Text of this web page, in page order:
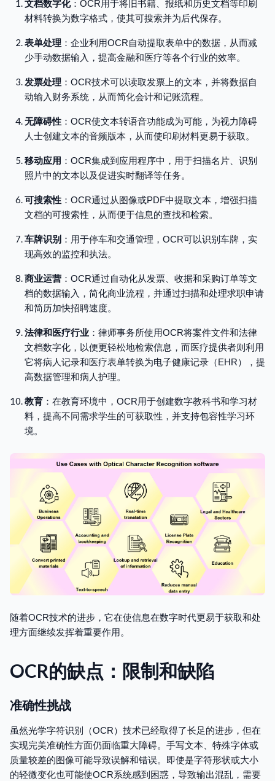
文档数字化：OCR用于将旧书籍、报纸和历史文档等印刷
材料转换为数字格式，使其可搜索并为后代保存。
表单处理 ：企业利用OCR自动提取表单中的数据，从而减
少手动数据输入，提高金融和医疗等各个行业的效率。
发票处理 ：OCR技术可以读取发票上的文本，并将数据自
动输入财务系统，从而简化会计和记账流程。
无障碍性 ：OCR使文本转语音功能成为可能，为视力障碍
人士创建文本的音频版本，从而使印刷材料更易于获取。
移动应用 ：OCR集成到应用程序中，用于扫描名片、识别
照片中的文本以及促进实时翻译等任务。
可搜索性 ：OCR通过从图像或PDF中提取文本，增强扫描
文档的可搜索性，从而便于信息的查找和检索。
车牌识别 ：用于停车和交通管理，OCR可以识别车牌，实
现高效的监控和执法。
商业运营 ：OCR通过自动化从发票、收据和采购订单等文
档的数据输入，简化商业流程，并通过扫描和处理求职申请
和简历加快招聘速度。
法律和医疗行业 ：律师事务所使用OCR将案件文件和法律
文档数字化，以便更轻松地检索信息，而医疗提供者则利用
它将病人记录和医疗表单转换为电子健康记录（EHR），提
高数据管理和病人护理。
教育 ：在教育环境中，OCR用于创建数字教科书和学习材
料，提高不同需求学生的可获取性，并支持包容性学习环
境。
随着OCR技术的进步，它在使信息在数字时代更易于获取和处
理方面继续发挥着重要作用。
OCR的缺点：限制和缺陷
准确性挑战
虽然光学字符识别（OCR）技术已经取得了长足的进步，但在
实现完美准确性方面仍面临重大障碍。手写文本、特殊字体或
质量较差的图像可能导致误解和错误。即使是字符形状或大小
的轻微变化也可能使OCR系统感到困惑，导致输出混乱，需要